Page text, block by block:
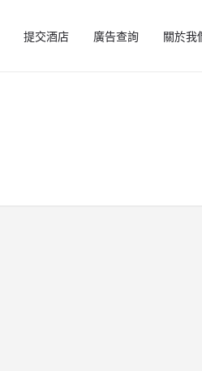
提交酒店 廣告查詢 關於我